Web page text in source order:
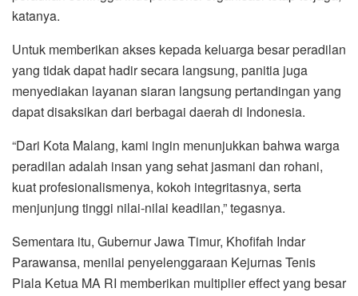
katanya.
Untuk memberikan akses kepada keluarga besar peradilan
yang tidak dapat hadir secara langsung, panitia juga
menyediakan layanan siaran langsung pertandingan yang
dapat disaksikan dari berbagai daerah di Indonesia.
“Dari Kota Malang, kami ingin menunjukkan bahwa warga
peradilan adalah insan yang sehat jasmani dan rohani,
kuat profesionalismenya, kokoh integritasnya, serta
menjunjung tinggi nilai-nilai keadilan,” tegasnya.
Sementara itu, Gubernur Jawa Timur, Khofifah Indar
Parawansa, menilai penyelenggaraan Kejurnas Tenis
Piala Ketua MA RI memberikan multiplier effect yang besar